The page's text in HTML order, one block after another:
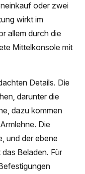
oder zwei
wirkt im
allem durch die
Mittelkonsole mit
Details. Die
darunter die
dazu kommen
Die
und der ebene
Beladen. Für